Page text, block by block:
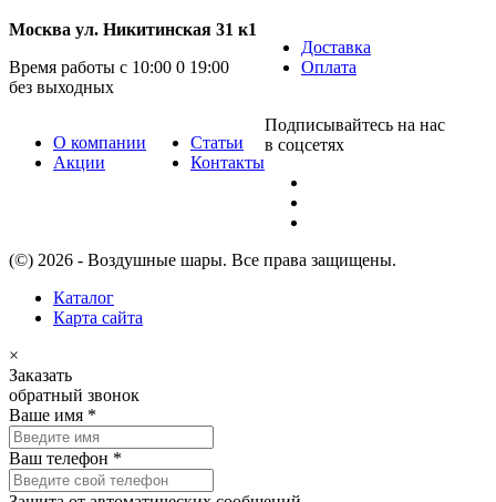
Москва ул. Никитинская 31 к1
Время работы с 10:00 0 19:00
без выходных
Доставка
Оплата
О компании
Акции
Статьи
Контакты
Подписывайтесь на нас
в соцсетях
(©) 2026 - Воздушные шары. Все права защищены.
Каталог
Карта сайта
×
Заказать
обратный звонок
Ваше имя *
Ваш телефон *